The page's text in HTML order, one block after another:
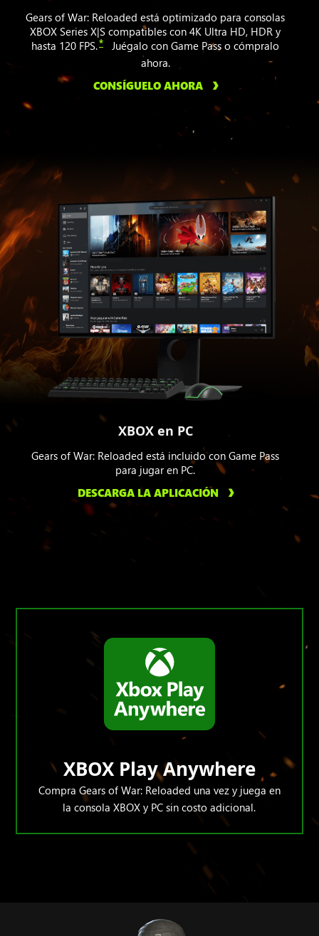
Gears of War: Reloaded está optimizado para consolas
XBOX Series X|S compatibles con 4K Ultra HD, HDR y
hasta 120 FPS.*
Juégalo con Game Pass o cómpralo
ahora.
CONSÍGUELO AHORA
XBOX en PC
Gears of War: Reloaded está incluido con Game Pass
para jugar en PC.
DESCARGA LA APLICACIÓN
XBOX Play Anywhere
Compra Gears of War: Reloaded una vez y juega en
la consola XBOX y PC sin costo adicional.